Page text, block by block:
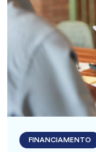
FINANCIAMENTO